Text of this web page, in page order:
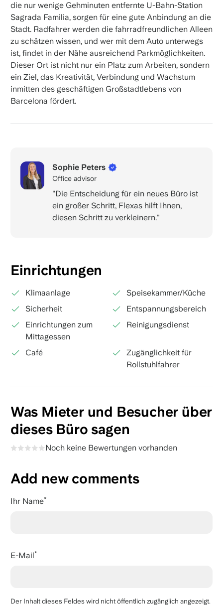
die nur wenige Gehminuten entfernte U-Bahn-Station
Sagrada Familia, sorgen für eine gute Anbindung an die
Stadt. Radfahrer werden die fahrradfreundlichen Alleen
zu schätzen wissen, und wer mit dem Auto unterwegs
ist, findet in der Nähe ausreichend Parkmöglichkeiten.
Dieser Ort ist nicht nur ein Platz zum Arbeiten, sondern
ein Ziel, das Kreativität, Verbindung und Wachstum
inmitten des geschäftigen Großstadtlebens von
Barcelona fördert.
Sophie Peters
Office advisor
"Die Entscheidung für ein neues Büro ist
ein großer Schritt, Flexas hilft Ihnen,
diesen Schritt zu verkleinern."
Einrichtungen
Klimaanlage
Speisekammer/Küche
Sicherheit
Entspannungsbereich
Einrichtungen zum
Mittagessen
Reinigungsdienst
Café
Zugänglichkeit für
Rollstuhlfahrer
Was Mieter und Besucher über
dieses Büro sagen
Noch keine Bewertungen vorhanden
Add new comments
Ihr Name
E-Mail
Der Inhalt dieses Feldes wird nicht öffentlich zugänglich angezeigt.